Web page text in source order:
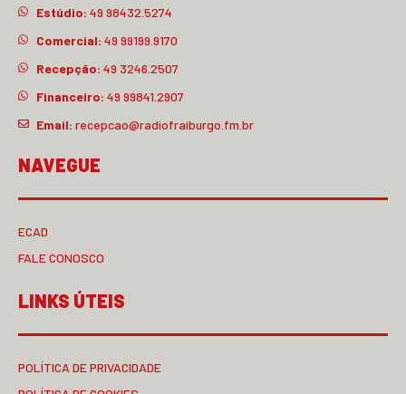
Estúdio: 49 98432.5274
Comercial: 49 99199.9170
Recepção: 49 3246.2507
Financeiro: 49 99841.2907
Email: recepcao@radiofraiburgo.fm.br
NAVEGUE
ECAD
FALE CONOSCO
LINKS ÚTEIS
POLÍTICA DE PRIVACIDADE